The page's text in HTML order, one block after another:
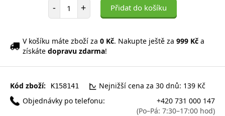
- Počet položek
+ Přidat do košíku
V košíku máte zboží za 0 Kč. Nakupte ještě za 999 Kč a
získáte dopravu zdarma!
Kód zboží: K158141
Nejnižší cena za 30 dnů: 139 Kč
Objednávky po telefonu:
+420 731 000 147
(Po–Pá: 7:30–17:00 hod)